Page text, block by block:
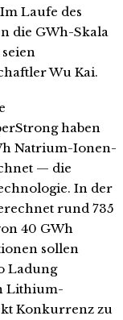
Laufe des
die GWh-Skala
Wu Kai.
haben
Natrium-Ionen-
— die
In der
rund 735
40 GWh
sollen
Ladung
Lithium-
Konkurrenz zu